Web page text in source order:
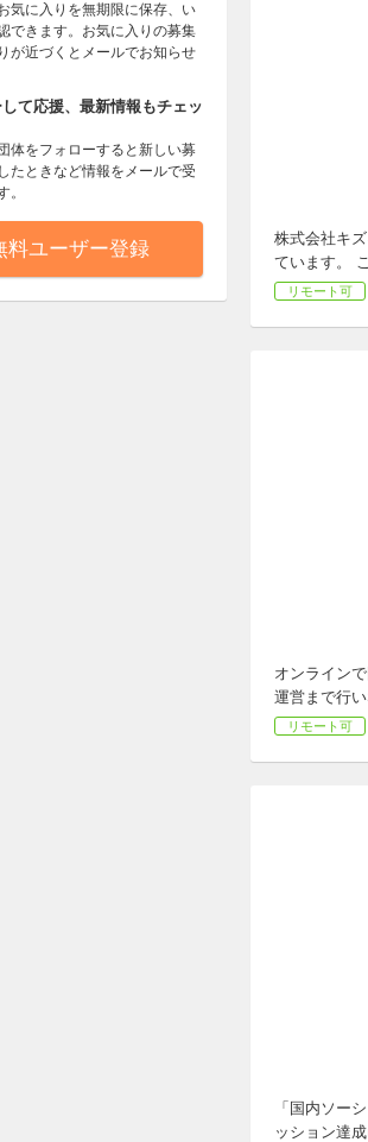
株式会社キ
ています。
リモート可
オンライン
運営まで行
リモート可
「国内ソー
ッション達
気に入りを無期限に保存、い
できます。お気に入りの募集
が近づくとメールでお知らせ
て応援、最新情報もチェッ
体をフォローすると新しい募
たときなど情報をメールで受
。
料ユーザー登録